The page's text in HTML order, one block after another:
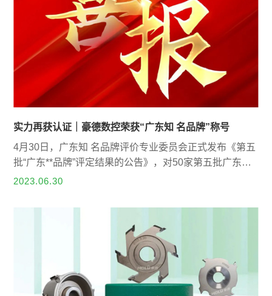
实力再获认证｜豪德数控荣获“广东知 名品牌”称号
4月30日，广东知 名品牌评价专业委员会正式发布《第五
批“广东**品牌”评定结果的公告》，对50家第五批广东知
名品牌名单进行评定结果公示...
2023.06.30